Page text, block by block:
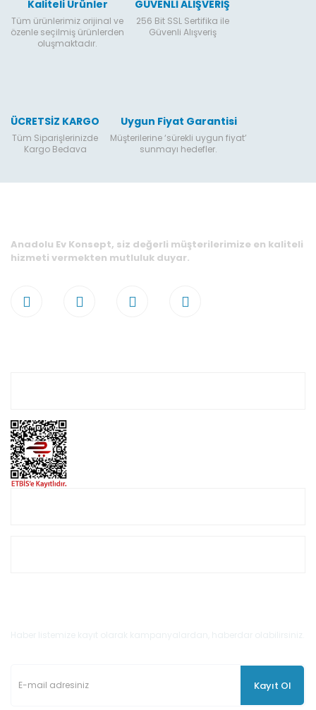
Kaliteli Ürünler
Tüm ürünlerimiz orijinal ve
özenle seçilmiş ürünlerden
oluşmaktadır.
GÜVENLİ ALIŞVERİŞ
256 Bit SSL Sertifika ile
Güvenli Alışveriş
ÜCRETSİZ KARGO
Tüm Siparişlerinizde
Kargo Bedava
Uygun Fiyat Garantisi
Müşterilerine ‘sürekli uygun fiyat’
sunmayı hedefler.
Anadolu Ev Konsept, siz değerli müşterilerimize en kaliteli
hizmeti vermekten mutluluk duyar.
Kayıt Ol